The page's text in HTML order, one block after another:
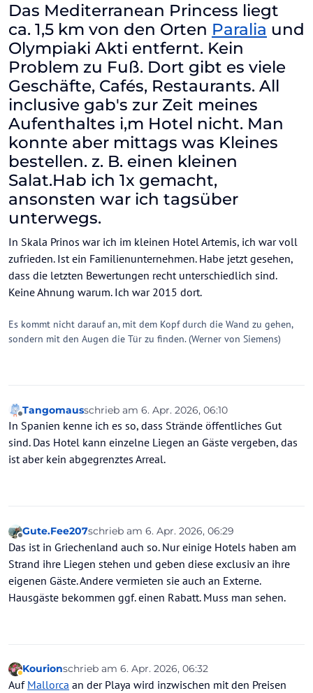
der Filter meine Hoffnung, aber dann werde ich mal 20 30
Hotels auf Hotelstrand checken.
Pension mit Geschäften/Restaurants in der Umgebung.
Weisst du noch wie das Hotel am Skala Prinos hiess?
Zypern wollen wir auch aktuell nicht.
Das Mediterranean Princess liegt
ca. 1,5 km von den Orten Paralia und
Olympiaki Akti entfernt. Kein
Problem zu Fuß. Dort gibt es viele
Geschäfte, Cafés, Restaurants. All
inclusive gab's zur Zeit meines
Aufenthaltes i,m Hotel nicht. Man
konnte aber mittags was Kleines
bestellen. z. B. einen kleinen
Salat.Hab ich 1x gemacht,
ansonsten war ich tagsüber
unterwegs.
In Skala Prinos war ich im kleinen Hotel Artemis, ich war voll
zufrieden. Ist ein Familienunternehmen. Habe jetzt gesehen,
dass die letzten Bewertungen recht unterschiedlich sind.
Keine Ahnung warum. Ich war 2015 dort.
Es kommt nicht darauf an, mit dem Kopf durch die Wand zu gehen,
sondern mit den Augen die Tür zu finden. (Werner von Siemens)
Offline
Tangomausschrieb am 6. Apr. 2026, 06:10
zuletzt editiert von
In Spanien kenne ich es so, dass Strände öffentliches Gut
sind. Das Hotel kann einzelne Liegen an Gäste vergeben, das
ist aber kein abgegrenztes Arreal.
Offline
Gute.Fee207schrieb am 6. Apr. 2026, 06:29
zuletzt editiert von
Das ist in Griechenland auch so. Nur einige Hotels haben am
Strand ihre Liegen stehen und geben diese exclusiv an ihre
eigenen Gäste. Andere vermieten sie auch an Externe.
Hausgäste bekommen ggf. einen Rabatt. Muss man sehen.
Abwesend
Kourionschrieb am 6. Apr. 2026, 06:32
zuletzt editiert von Kourion4. Juni 2026, 07:16
Auf Mallorca an der Playa wird inzwischen mit den Preisen